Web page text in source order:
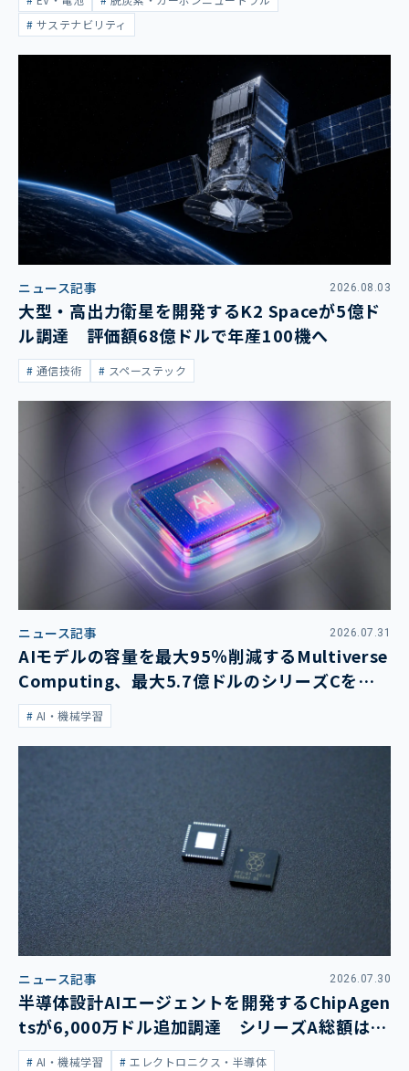
サステナビリティ
ニュース記事 2026.08.03
大型・高出力衛星を開発するK2 Spaceが5億ド
ル調達 評価額68億ドルで年産100機へ
通信技術 スペーステック
ニュース記事 2026.07.31
AIモデルの容量を最大95％削減するMultiverse
Computing、最大5.7億ドルのシリーズCを発
表AI・機械学習
ニュース記事 2026.07.30
半導体設計AIエージェントを開発するChipAgen
tsが6,000万ドル追加調達 シリーズA総額は1
億3,400万ドルに
AI・機械学習 エレクトロニクス・半導体